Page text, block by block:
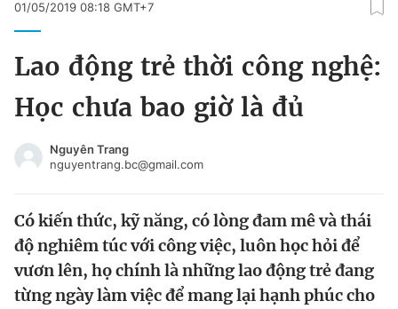
Chuyên mục
Chào ngày mới Tin 24h
Tin thị trường Tin 360
Video Magazine
Đổi mật khẩu
Tin đã lưu
Tin đã xem
01/05/2019 08:18 GMT+7
Lao động trẻ thời công nghệ:
Học chưa bao giờ là đủ
Nguyên Trang
nguyentrang.bc@gmail.com
Có kiến thức, kỹ năng, có lòng đam mê và thái
độ nghiêm túc với công việc, luôn học hỏi để
vươn lên, họ chính là những lao động trẻ đang
từng ngày làm việc để mang lại hạnh phúc cho